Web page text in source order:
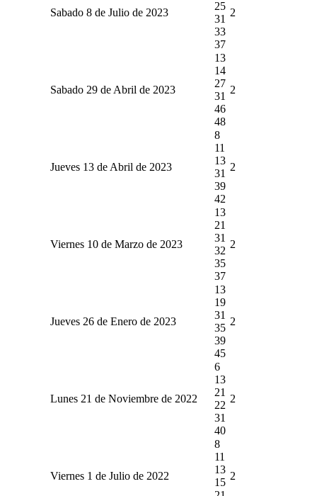
Sabado 8 de Julio de 2023
25
31
33
37
2
Sabado 29 de Abril de 2023
13
14
27
31
46
48
2
Jueves 13 de Abril de 2023
8
11
13
31
39
42
2
Viernes 10 de Marzo de 2023
13
21
31
32
35
37
2
Jueves 26 de Enero de 2023
13
19
31
35
39
45
2
Lunes 21 de Noviembre de 2022
6
13
21
22
31
40
2
Viernes 1 de Julio de 2022
8
11
13
15
2